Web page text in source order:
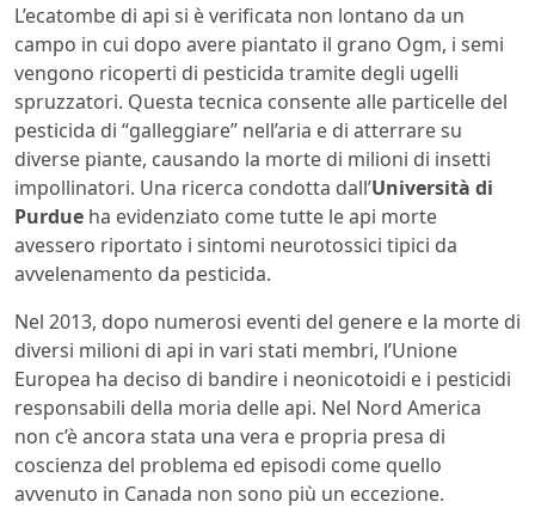
L’ecatombe di api si è verificata non lontano da un
campo in cui dopo avere piantato il grano Ogm, i semi
vengono ricoperti di pesticida tramite degli ugelli
spruzzatori. Questa tecnica consente alle particelle del
pesticida di “galleggiare” nell’aria e di atterrare su
diverse piante, causando la morte di milioni di insetti
impollinatori. Una ricerca condotta dall’Università di
Purdue ha evidenziato come tutte le api morte
avessero riportato i sintomi neurotossici tipici da
avvelenamento da pesticida.
Nel 2013, dopo numerosi eventi del genere e la morte di
diversi milioni di api in vari stati membri, l’Unione
Europea ha deciso di bandire i neonicotoidi e i pesticidi
responsabili della moria delle api. Nel Nord America
non c’è ancora stata una vera e propria presa di
coscienza del problema ed episodi come quello
avvenuto in Canada non sono più un eccezione.